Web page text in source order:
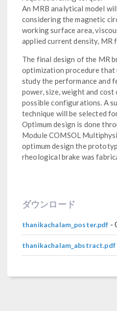
An MRB analytical model
considering the magnetic
working surface area,
applied current density, MR
The final design of the MR
optimization procedure that
study the performance and
power, size, weight and
possible configurations. A
technique will be selected
Optimum design is done
Module COMSOL
optimum design the
rheological brake was
ダウンロード
thanikachalam_poster.pdf -
thanikachalam_abstract.pdf